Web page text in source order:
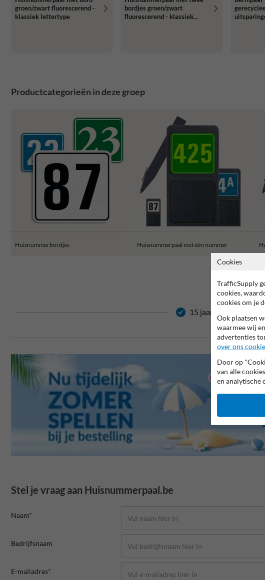
groen/zwart fluorescerend -
klassiek lettertype
bordjes groen/zwart
fluorescerend - klassiek
Productcategorieën in deze groep
Huisnummerbordjes Huisnummerpaal met één nummer
15 jaar garantie op
Stel je vraag aan Huisnummerpaal.be
Naam*
Bedrijfsnaam
E-mailadres*
Cookies
TrafficSupply
cookies,
cookies om je
Ook plaatsen
waarmee wij
advertenties
over ons
Door op
van alle
en analytische